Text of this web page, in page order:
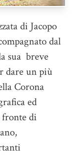
di Jacopo
dal
sua breve
dare un più
Corona
ed
fronte di